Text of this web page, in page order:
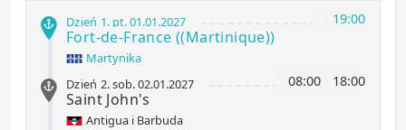
19:00
Dzień 1. pt.01.01.2027
Fort-de-France((Martinique))
Martynika
08:00 18:00
Dzień 2.sob.02.01.2027
Saint John's
Antigua i Barbuda